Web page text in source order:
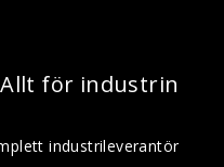
Allt för industrin
industrileverantör